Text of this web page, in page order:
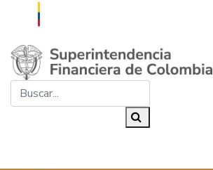
Saltar al contenido principal